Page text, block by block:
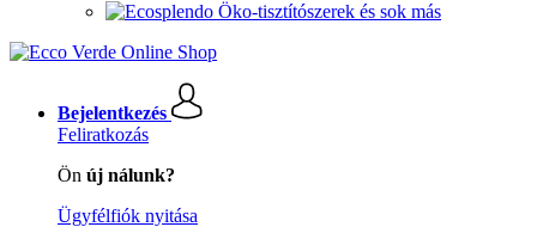
Öko-tisztítószerek és sok más
Bejelentkezés
Feliratkozás
Ön új nálunk?
Ügyfélfiók nyitása